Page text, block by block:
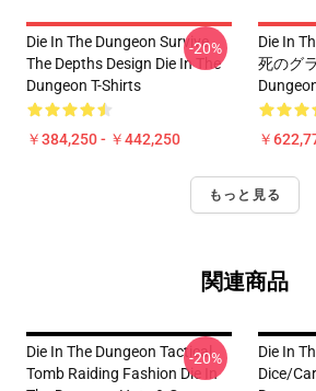
Die In The Dungeon Survive
The Depths Design Die In The
Dungeon T-Shirts
￥384,250 - ￥442,250
-20%
Die In
死のグ
￥
もっと見る
関連商品
Die In The Dungeon Tactical
Tomb Raiding Fashion Die In
-20%
Die In
Dice/